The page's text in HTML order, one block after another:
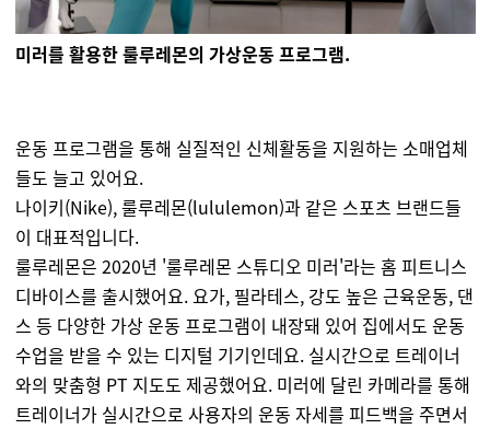
미러를 활용한 룰루레몬의 가상운동 프로그램.
운동 프로그램을 통해 실질적인 신체활동을 지원하는 소매업체
들도 늘고 있어요.
나이키(Nike), 룰루레몬(lululemon)과 같은 스포츠 브랜드들
이 대표적입니다.
룰루레몬은 2020년 '룰루레몬 스튜디오 미러'라는 홈 피트니스
디바이스를 출시했어요. 요가, 필라테스, 강도 높은 근육운동, 댄
스 등 다양한 가상 운동 프로그램이 내장돼 있어 집에서도 운동
수업을 받을 수 있는 디지털 기기인데요. 실시간으로 트레이너
와의 맞춤형 PT 지도도 제공했어요. 미러에 달린 카메라를 통해
트레이너가 실시간으로 사용자의 운동 자세를 피드백을 주면서